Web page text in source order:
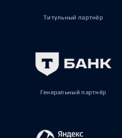
Титульный партнёр
Генеральный партнёр